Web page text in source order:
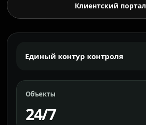
Клиентский портал
Единый контур контроля
Объекты
24/7